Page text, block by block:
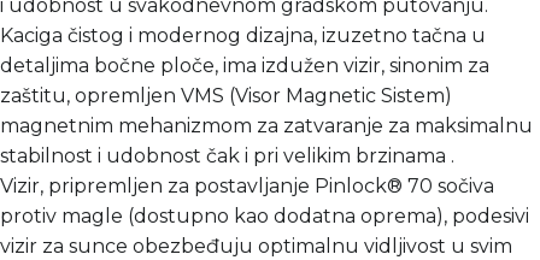
i udobnost u svakodnevnom gradskom putovanju.
Kaciga čistog i modernog dizajna, izuzetno tačna u
detaljima bočne ploče, ima izdužen vizir, sinonim za
zaštitu, opremljen VMS (Visor Magnetic Sistem)
magnetnim mehanizmom za zatvaranje za maksimalnu
stabilnost i udobnost čak i pri velikim brzinama .
Vizir, pripremljen za postavljanje Pinlock® 70 sočiva
protiv magle (dostupno kao dodatna oprema), podesivi
vizir za sunce obezbeđuju optimalnu vidljivost u svim